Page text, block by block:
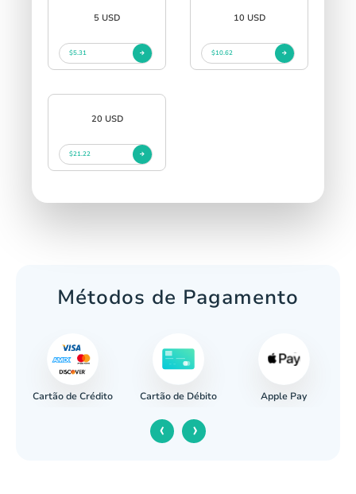
5 USD
$5.31
10 USD
$10.62
20 USD
$21.22
Métodos de Pagamento
Cartão de Crédito Cartão de Débito Apple Pay
‹ ›